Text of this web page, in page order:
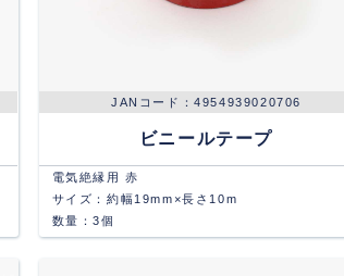
4954939020706
ビニールテープ
電気絶縁用 赤
サイズ：約幅19mm×長さ10m
数量：3個